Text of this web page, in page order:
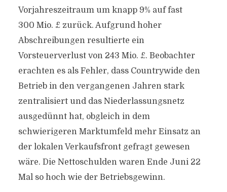
Vorjahreszeitraum um knapp 9% auf fast
300 Mio. £ zurück. Aufgrund hoher
Abschreibungen resultierte ein
Vorsteuerverlust von 243 Mio. £. Beobachter
erachten es als Fehler, dass Countrywide den
Betrieb in den vergangenen Jahren stark
zentralisiert und das Niederlassungsnetz
ausgedünnt hat, obgleich in dem
schwierigeren Marktumfeld mehr Einsatz an
der lokalen Verkaufsfront gefragt gewesen
wäre. Die Nettoschulden waren Ende Juni 22
Mal so hoch wie der Betriebsgewinn.